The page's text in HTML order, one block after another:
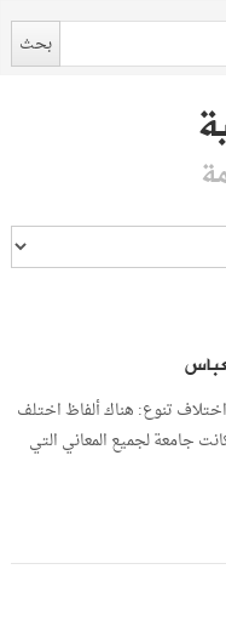
تنوع: هناك ألفاظ اختلف
جامعة لجميع المعاني التي